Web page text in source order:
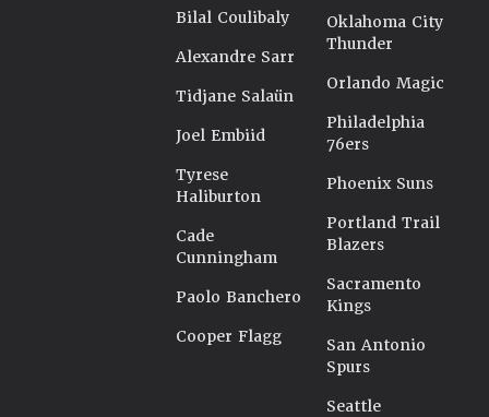
Bilal Coulibaly
Alexandre Sarr
Tidjane Salaün
Joel Embiid
Tyrese
Haliburton
Cade
Cunningham
Paolo Banchero
Cooper Flagg
Oklahoma City
Thunder
Orlando Magic
Philadelphia
76ers
Phoenix Suns
Portland Trail
Blazers
Sacramento
Kings
San Antonio
Spurs
Seattle